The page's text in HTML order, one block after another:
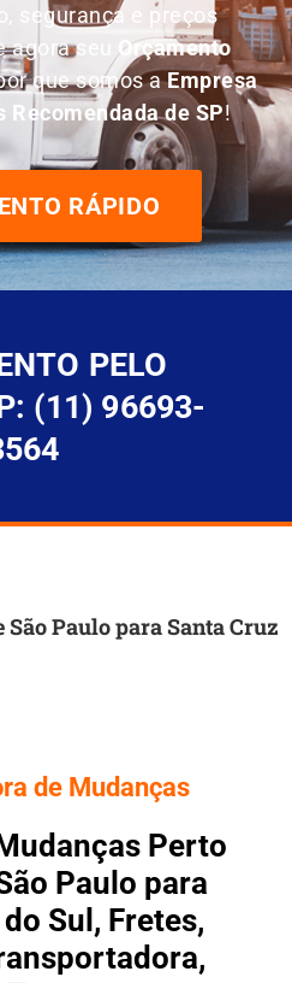
segurança e preços
seu
O rçamento
que somos aEmpresa
Recomendada de SP!
RÁPIDO
PELO
(11) 96693-
Paulo para Santa Cruz
de Mudanças
Perto
Paulo para
Sul, Fretes,